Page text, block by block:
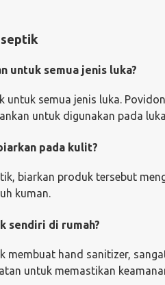
untuk semua jenis luka?
untuk semua jenis luka.
untuk digunakan pada
pada kulit?
biarkan produk tersebut
kuman.
sendiri di rumah?
membuat hand sanitizer,
untuk memastikan